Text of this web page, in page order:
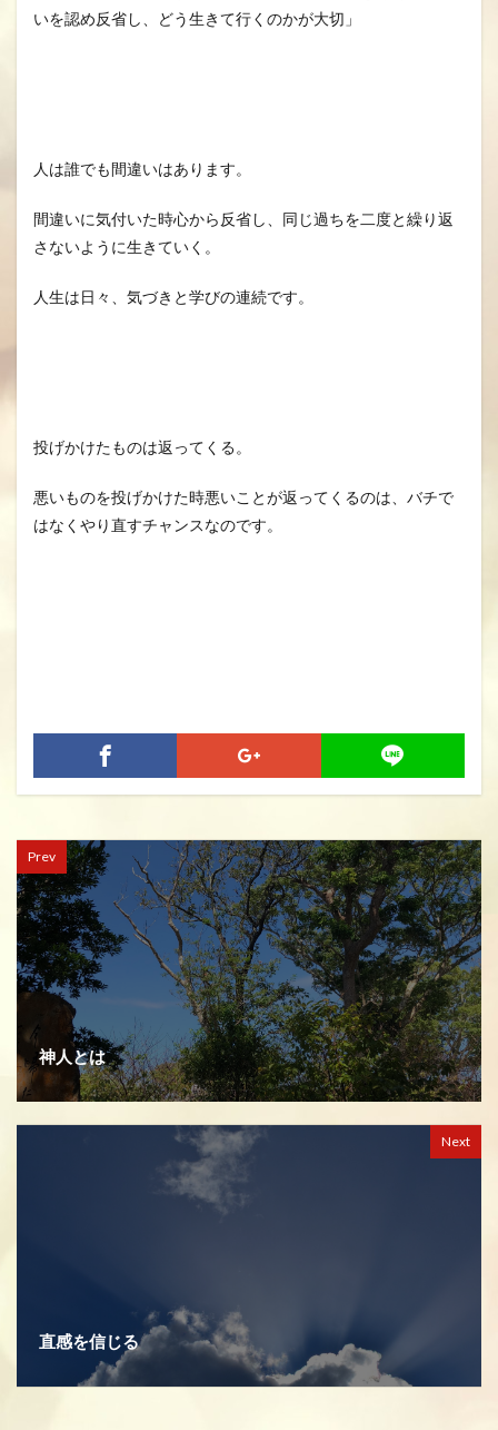
いを認め反省し、どう生きて行くのかが大切」
人は誰でも間違いはあります。
間違いに気付いた時心から反省し、同じ過ちを二度と繰り返
さないように生きていく。
人生は日々、気づきと学びの連続です。
投げかけたものは返ってくる。
悪いものを投げかけた時悪いことが返ってくるのは、バチで
はなくやり直すチャンスなのです。
Prev
神人とは
Next
直感を信じる